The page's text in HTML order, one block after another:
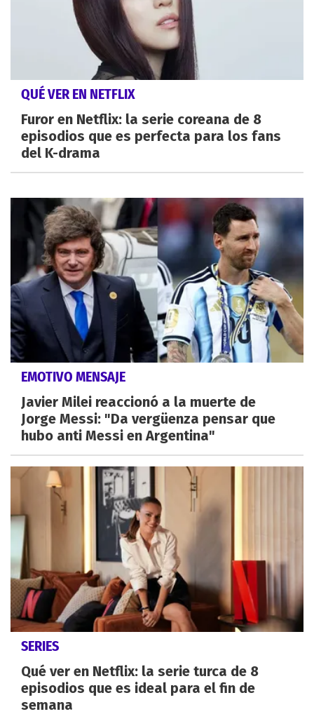
QUÉ VER EN NETFLIX
Furor en Netflix: la serie coreana de 8
episodios que es perfecta para los fans
del K-drama
EMOTIVO MENSAJE
Javier Milei reaccionó a la muerte de
Jorge Messi: "Da vergüenza pensar que
hubo anti Messi en Argentina"
SERIES
Qué ver en Netflix: la serie turca de 8
episodios que es ideal para el fin de
semana